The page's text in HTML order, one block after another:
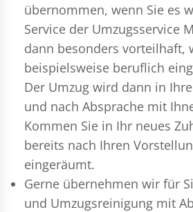
übernommen, wenn Sie es
Service der Umzugsservice
dann besonders vorteilhaft,
beispielsweise beruflich
Der Umzug wird dann in
und nach Absprache mit
Kommen Sie in Ihr neues
bereits nach Ihren
eingeräumt.
Gerne übernehmen wir für
und Umzugsreinigung mit